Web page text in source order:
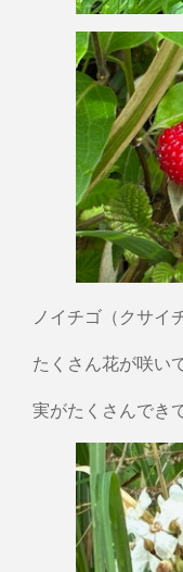
ノイチゴ（クサイ
たくさん花が咲い
実がたくさんでき